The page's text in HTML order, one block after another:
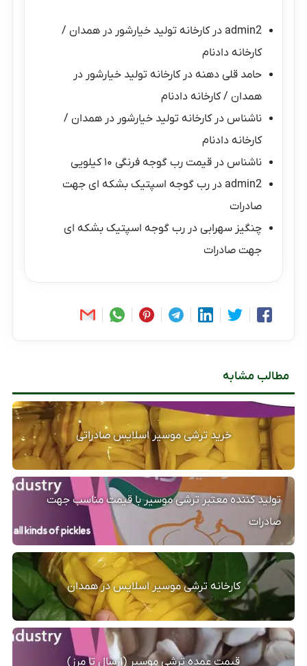
admin2 درکارخانه تولید خیارشور در همدان /
کارخانه دادنام
حامد قلی دهنه درکارخانه تولید خیارشور در
همدان / کارخانه دادنام
ناشناس درکارخانه تولید خیارشور در همدان /
کارخانه دادنام
ناشناس درقیمت رب گوجه فرنگی ۱۰ کیلویی
admin2 دررب گوجه اسپتیک بشکه ای جهت
صادرات
چنگیز سهرابی دررب گوجه اسپتیک بشکه ای
جهت صادرات
مطالب مشابه
خرید ترشی موسیر اسلایس صادراتی
تولید کننده معتبر ترشی موسیر با قیمت مناسب جهت
صادرات
کارخانه ترشی موسیر اسلایس در همدان
قیمت عمده ترشی موسیر (ارسال تا مرز)